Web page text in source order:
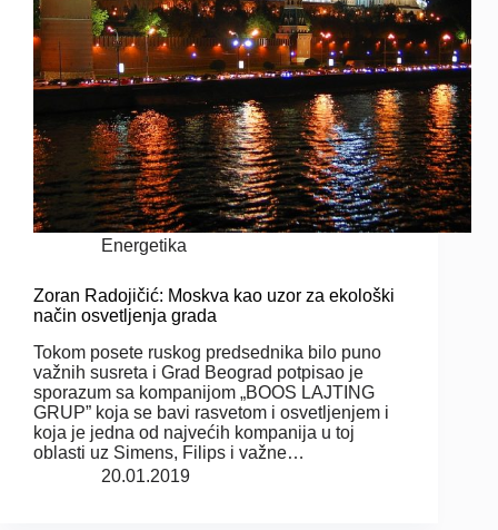
Energetika
Zoran Radojičić: Moskva kao uzor za ekološki
način osvetljenja grada
Tokom posete ruskog predsednika bilo puno
važnih susreta i Grad Beograd potpisao je
sporazum sa kompanijom „BOOS LAJTING
GRUP” koja se bavi rasvetom i osvetljenjem i
koja je jedna od najvećih kompanija u toj
oblasti uz Simens, Filips i važne…
20.01.2019